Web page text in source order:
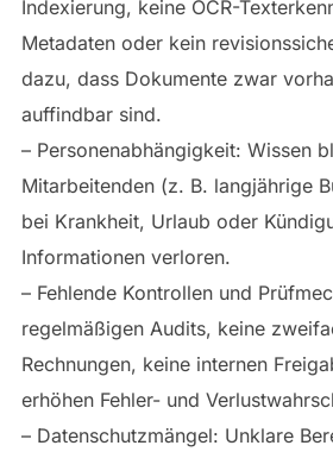
Indexierung, keine OCR-
Metadaten oder kein
dazu, dass Dokumente zwar
auffindbar sind.
– Personenabhängigkeit: Wissen
Mitarbeitenden (z. B. langjährige
bei Krankheit, Urlaub oder
Informationen verloren.
– Fehlende Kontrollen und
regelmäßigen Audits, keine
Rechnungen, keine internen
erhöhen Fehler- und
– Datenschutzmängel: Unklare